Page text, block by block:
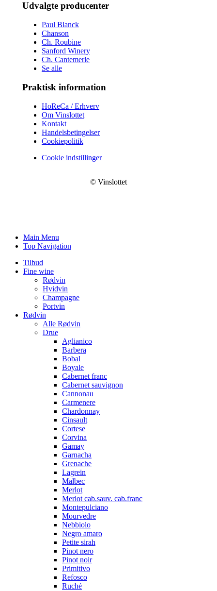
Udvalgte producenter
Paul Blanck
Chanson
Ch. Roubine
Sanford Winery
Ch. Cantemerle
Se alle
Praktisk information
HoReCa / Erhverv
Om Vinslottet
Kontakt
Handelsbetingelser
Cookiepolitik
Cookie indstillinger
© Vinslottet
Main Menu
Top Navigation
Tilbud
Fine wine
Rødvin
Hvidvin
Champagne
Portvin
Rødvin
Alle Rødvin
Drue
Aglianico
Barbera
Bobal
Boyale
Cabernet franc
Cabernet sauvignon
Cannonau
Carmenere
Chardonnay
Cinsault
Cortese
Corvina
Gamay
Garnacha
Grenache
Lagrein
Malbec
Merlot
Merlot cab.sauv. cab.franc
Montepulciano
Mourvedre
Nebbiolo
Negro amaro
Petite sirah
Pinot nero
Pinot noir
Primitivo
Refosco
Ruché